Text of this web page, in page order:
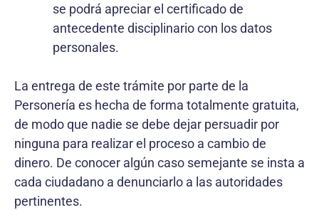
se podrá apreciar el certificado de
antecedente disciplinario con los datos
personales.
La entrega de este trámite por parte de la
Personería es hecha de forma totalmente gratuita,
de modo que nadie se debe dejar persuadir por
ninguna para realizar el proceso a cambio de
dinero. De conocer algún caso semejante se insta a
cada ciudadano a denunciarlo a las autoridades
pertinentes.